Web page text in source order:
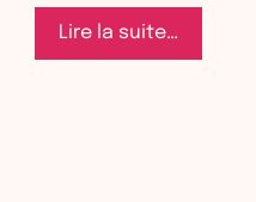
Lire la suite…Infertilité
: